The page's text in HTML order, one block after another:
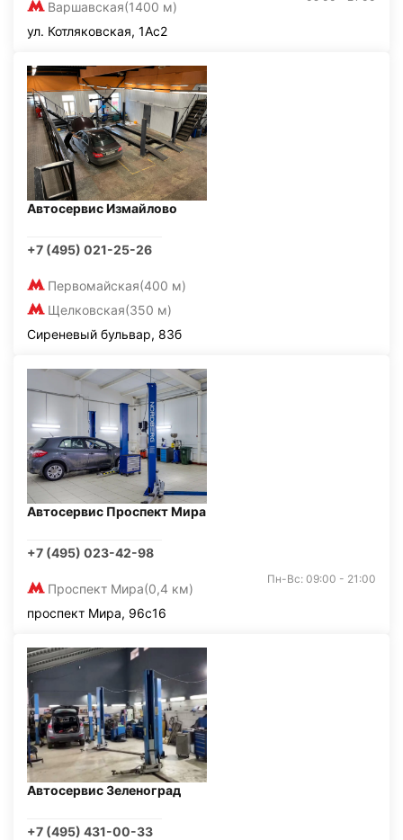
Варшавская(1400 м)
ул. Котляковская, 1Ас2
Автосервис Измайлово
+7 (495) 021-25-26
Первомайская(400 м)
Щелковская(350 м)
Сиреневый бульвар, 83б
Автосервис Проспект Мира
+7 (495) 023-42-98
Проспект Мира(0,4 км)
Пн-Вс: 09:00 - 21:00
проспект Мира, 96с16
Автосервис Зеленоград
+7 (495) 431-00-33